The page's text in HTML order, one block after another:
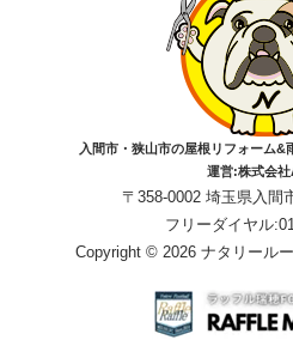
入間市・狭山市の屋根リフォーム&
運営:株式会社
〒358-0002 埼玉県入間
フリーダイヤル
Copyright © 2026 ナタリール